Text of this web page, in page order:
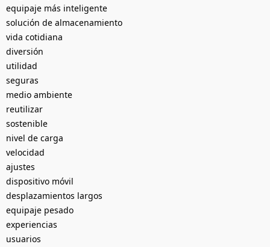
equipaje más inteligente
solución de almacenamiento
vida cotidiana
diversión
utilidad
seguras
medio ambiente
reutilizar
sostenible
nivel de carga
velocidad
ajustes
dispositivo móvil
desplazamientos largos
equipaje pesado
experiencias
usuarios